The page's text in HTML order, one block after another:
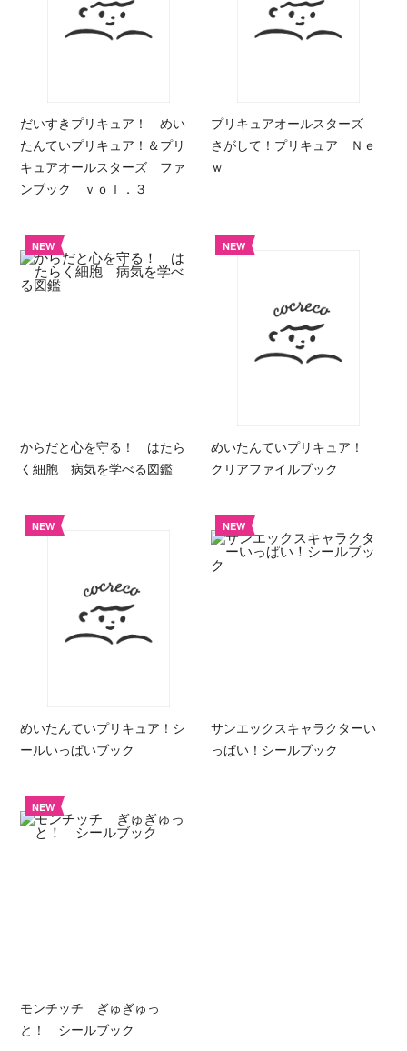
だいすきプリキュア！ めい
たんていプリキュア！＆プリ
キュアオールスターズ ファ
ンブック ｖｏｌ．３
プリキュアオールスターズ
さがして！プリキュア Ｎｅ
ｗ
NEW
からだと心を守る！ はたら
く細胞 病気を学べる図鑑
NEW
めいたんていプリキュア！
クリアファイルブック
NEW
めいたんていプリキュア！シ
ールいっぱいブック
NEW
サンエックスキャラクターい
っぱい！シールブック
NEW
モンチッチ ぎゅぎゅっ
と！ シールブック